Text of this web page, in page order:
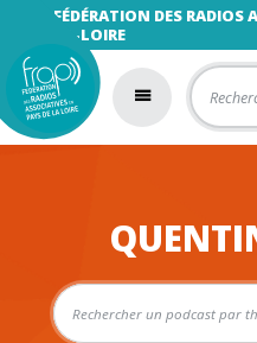
FÉDÉRATION DES RADIOS
LA-LOIRE